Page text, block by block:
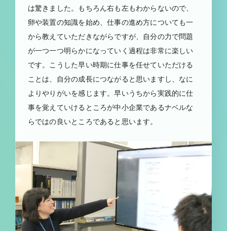
は驚きました。もちろん右も左もわからないので、
卵や装置の知識を始め、仕事の進め方についても一
から教えていただきながらですが、自分の力で問題
が一つ一つ明らかになっていく過程は非常に楽しい
です。こうした早い時期に仕事を任せていただける
ことは、自分の成長につながると思いますし、なに
よりやりがいを感じます。早いうちから実践的に仕
事を覚えていけるところが中小企業であるナベルな
らではの良いところであると思います。